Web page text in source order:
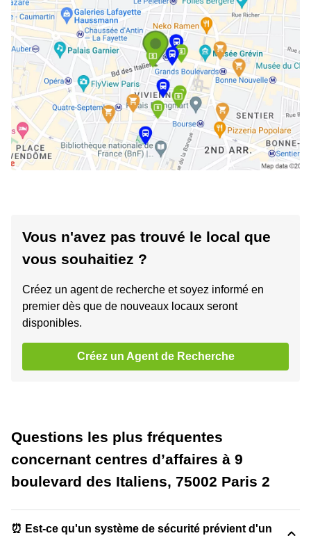
Vous n'avez pas trouvé le local que
vous souhaitiez ?
Créez un agent de recherche et soyez informé en
premier dès que de nouveaux locaux seront
disponibles.
Créez un Agent de Recherche
Questions les plus fréquentes
concernant centres d’affaires à 9
boulevard des Italiens, 75002 Paris 2
⏰ Est-ce qu'un système de sécurité prévient d'un